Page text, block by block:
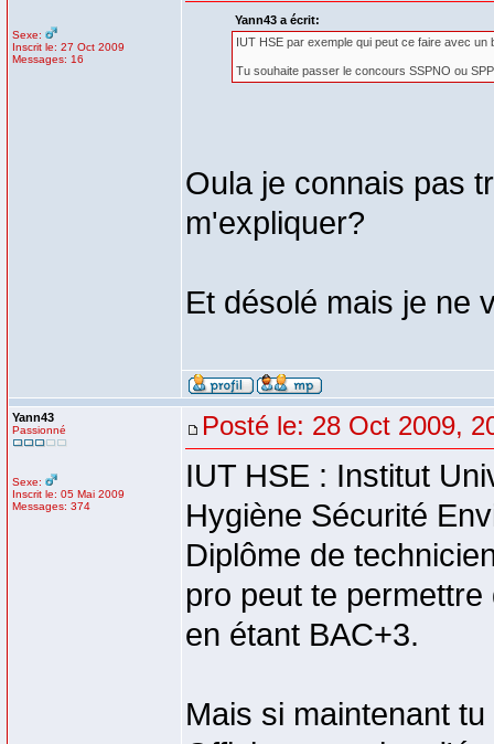
Sexe:
Inscrit le: 27 Oct 2009
Messages: 16
Yann43 a écrit:
IUT HSE par exemple qui peut ce faire avec un
Tu souhaite passer le concours SSPNO ou
Oula je connais pas
m'expliquer?
Et désolé mais je ne
Yann43
Passionné
Sexe:
Inscrit le: 05 Mai 2009
Messages: 374
Posté le: 28 Oct 2009,
IUT HSE : Institut
Hygiène Sécurité
Diplôme de
pro peut te
en étant BAC+3.
Mais si maintenant